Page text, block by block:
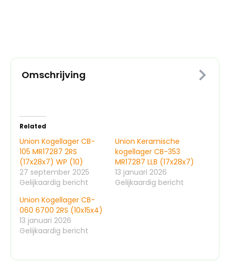
Omschrijving
Related
Union Kogellager CB-
105 MR17287 2RS
(17x28x7) WP (10)
27 september 2025
Gelijkaardig bericht
Union Keramische
kogellager CB-353
MR17287 LLB (17x28x7)
13 januari 2026
Gelijkaardig bericht
Union Kogellager CB-
060 6700 2RS (10x15x4)
13 januari 2026
Gelijkaardig bericht